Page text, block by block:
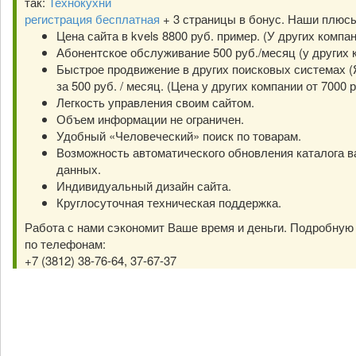
регистрация бесплатная + 3 страницы в бонус. Наши
Цена сайта в kvels 8800 руб. пример. (У других
Абонентское обслуживание 500 руб./месяц (у других
Быстрое продвижение в других поисковых системах
за 500 руб. / месяц. (Цена у других компании от 7000
Легкость управления своим сайтом.
Объем информации не ограничен.
Удобный «Человеческий» поиск по товарам.
Возможность автоматического обновления каталога
данных.
Индивидуальный дизайн сайта.
Круглосуточная техническая поддержка.
Работа с нами сэкономит Ваше время и деньги.
по телефонам:
+7 (3812) 38-76-64, 37-67-37